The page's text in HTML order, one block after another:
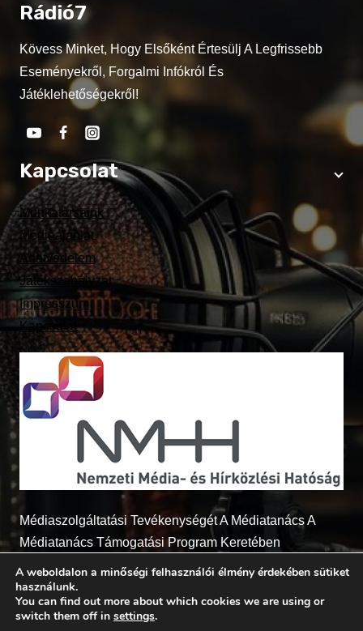
Rádió7
Kövess Minket, Hogy Elsőként Értesülj A Legfrissebb
Eseményekről, Forgalmi Infókról És
Játéklehetőségekről!
Kapcsolat
Munkatársaink
Médiaajánlat
Adatvédelem
Játékszabályzat
Impresszum
Kapcsolat
Médiaszolgáltatási Tevékenységét A Médiatanács A
Médiatanács Támogatási Program Keretében
A weboldalon a minőségi felhasználói élmény érdekében sütiket
használunk.
You can find out more about which cookies we are using or
switch them off in settings.